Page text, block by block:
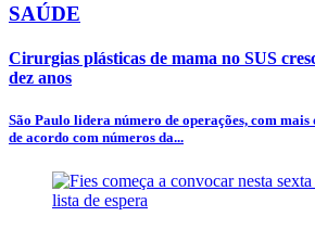
SAÚDE
Cirurgias plásticas de mama no SUS
dez anos
São Paulo lidera número de operações, com
de acordo com números da...